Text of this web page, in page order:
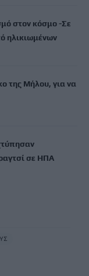
στον κόσμο -Σε
ηλικιωμένων
της Μήλου, για να
σε ΗΠΑ